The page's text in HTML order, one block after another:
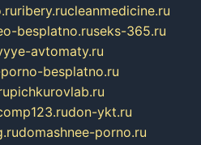
ribery.rucleanmedicine.ru
besplatno.ruseks-365.ru
avtomaty.ru
besplatno.ru
pichkurovlab.ru
don-ykt.ru
domashnee-porno.ru